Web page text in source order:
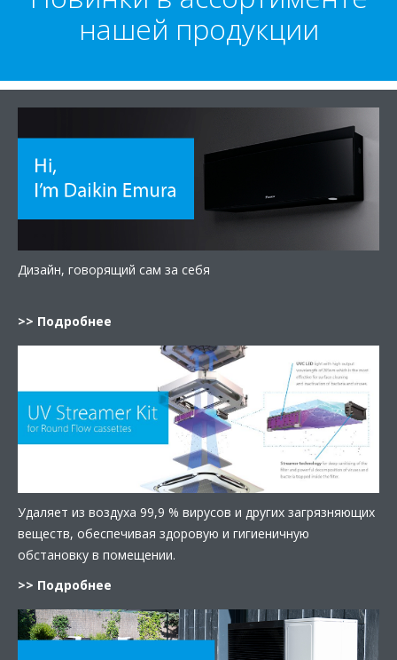
нашей продукции
Дизайн, говорящий сам за себя
>> Подробнее
Удаляет из воздуха 99,9 % вирусов и других загрязняющих
веществ, обеспечивая здоровую и гигиеничную
обстановку в помещении.
>> Подробнее